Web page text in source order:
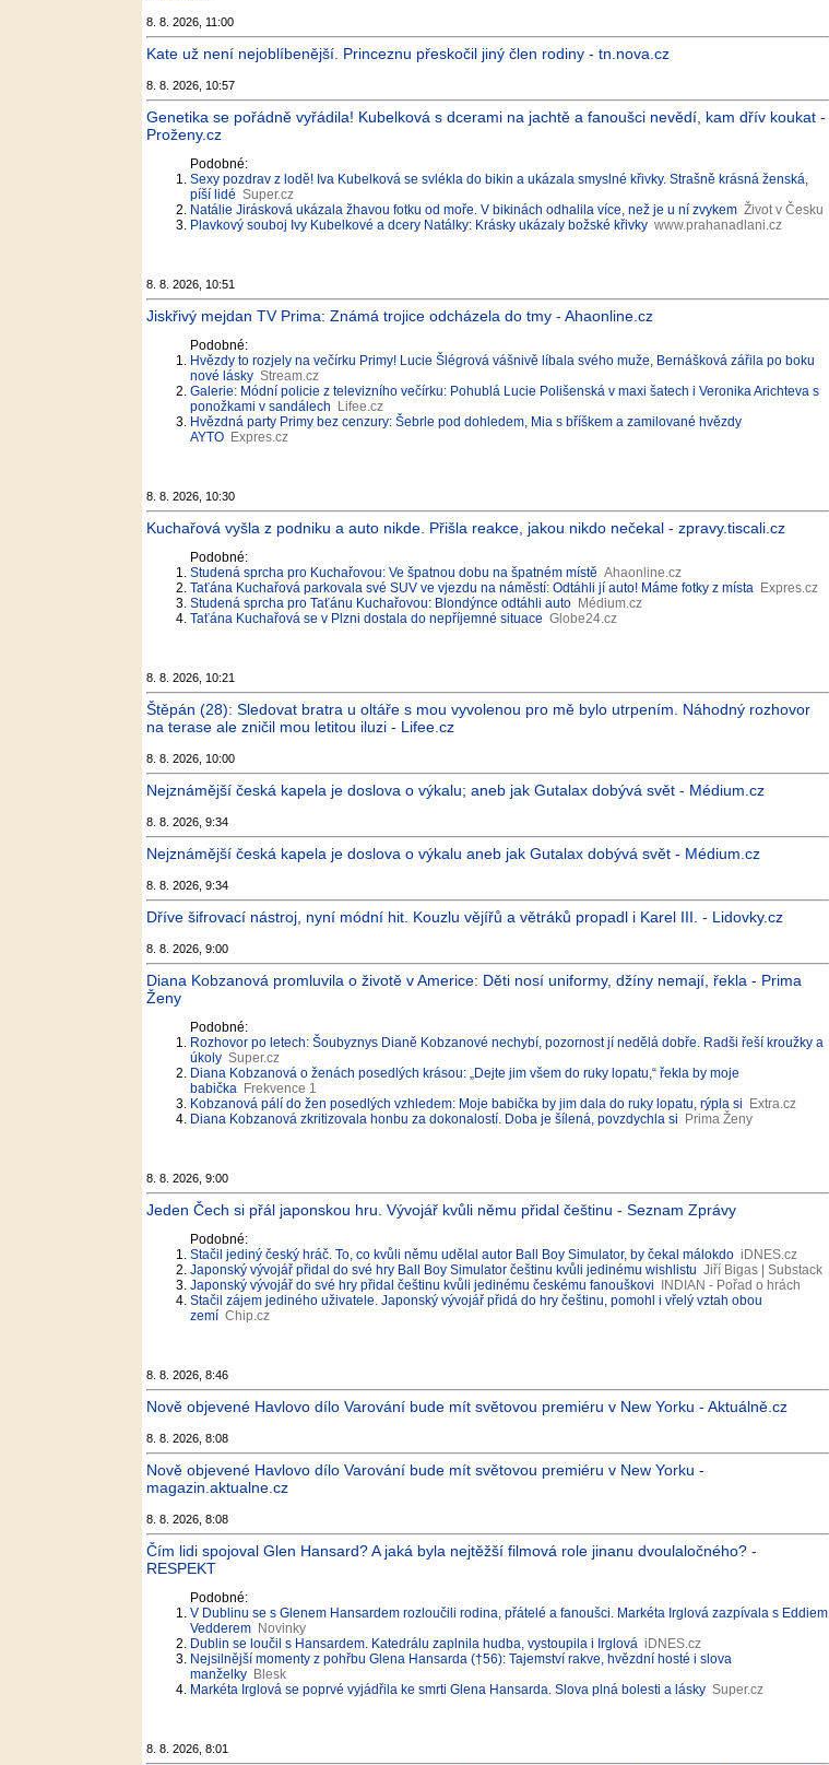
8. 8. 2026, 11:00
Kate už není nejoblíbenější. Princeznu přeskočil jiný člen rodiny - tn.nova.cz
8. 8. 2026, 10:57
Genetika se pořádně vyřádila! Kubelková s dcerami na jachtě a fanoušci nevědí, kam dřív koukat -
Proženy.cz
Podobné:
Sexy pozdrav z lodě! Iva Kubelková se svlékla do bikin a ukázala smyslné křivky. Strašně krásná ženská,
píší lidé Super.cz
Natálie Jirásková ukázala žhavou fotku od moře. V bikinách odhalila více, než je u ní zvykem Život v Česku
Plavkový souboj Ivy Kubelkové a dcery Natálky: Krásky ukázaly božské křivky www.prahanadlani.cz
8. 8. 2026, 10:51
Jiskřivý mejdan TV Prima: Známá trojice odcházela do tmy - Ahaonline.cz
Podobné:
Hvězdy to rozjely na večírku Primy! Lucie Šlégrová vášnivě líbala svého muže, Bernášková zářila po boku
nové lásky Stream.cz
Galerie: Módní policie z televizního večírku: Pohublá Lucie Polišenská v maxi šatech i Veronika Arichteva s
ponožkami v sandálech
Lifee.cz
Hvězdná party Primy bez cenzury: Šebrle pod dohledem, Mia s bříškem a zamilované hvězdy
AYTO Expres.cz
8. 8. 2026, 10:30
Kuchařová vyšla z podniku a auto nikde. Přišla reakce, jakou nikdo nečekal - zpravy.tiscali.cz
Podobné:
Studená sprcha pro Kuchařovou: Ve špatnou dobu na špatném místě Ahaonline.cz
Taťána Kuchařová parkovala své SUV ve vjezdu na náměstí: Odtáhli jí auto! Máme fotky z místa Expres.cz
Studená sprcha pro Taťánu Kuchařovou: Blondýnce odtáhli auto Médium.cz
Taťána Kuchařová se v Plzni dostala do nepříjemné situace Globe24.cz
8. 8. 2026, 10:21
Štěpán (28): Sledovat bratra u oltáře s mou vyvolenou pro mě bylo utrpením. Náhodný rozhovor
na terase ale zničil mou letitou iluzi - Lifee.cz
8. 8. 2026, 10:00
Nejznámější česká kapela je doslova o výkalu; aneb jak Gutalax dobývá svět - Médium.cz
8. 8. 2026, 9:34
Nejznámější česká kapela je doslova o výkalu aneb jak Gutalax dobývá svět - Médium.cz
8. 8. 2026, 9:34
Dříve šifrovací nástroj, nyní módní hit. Kouzlu vějířů a větráků propadl i Karel III. - Lidovky.cz
8. 8. 2026, 9:00
Diana Kobzanová promluvila o životě v Americe: Děti nosí uniformy, džíny nemají, řekla - Prima
Ženy
Podobné:
Rozhovor po letech: Šoubyznys Dianě Kobzanové nechybí, pozornost jí nedělá dobře. Radši řeší kroužky a
úkoly Super.cz
Diana Kobzanová o ženách posedlých krásou: „Dejte jim všem do ruky lopatu,“ řekla by moje
babička Frekvence 1
Kobzanová pálí do žen posedlých vzhledem: Moje babička by jim dala do ruky lopatu, rýpla si
Extra.cz
Diana Kobzanová zkritizovala honbu za dokonalostí. Doba je šílená, povzdychla si
Prima Ženy
8. 8. 2026, 9:00
Jeden Čech si přál japonskou hru. Vývojář kvůli němu přidal češtinu - Seznam Zprávy
Podobné:
Stačil jediný český hráč. To, co kvůli němu udělal autor Ball Boy Simulator, by čekal málokdo iDNES.cz
Japonský vývojář přidal do své hry Ball Boy Simulator češtinu kvůli jedinému wishlistu Jiří Bigas | Substack
Japonský vývojář do své hry přidal češtinu kvůli jedinému českému fanouškovi
INDIAN - Pořad o hrách
Stačil zájem jediného uživatele. Japonský vývojář přidá do hry češtinu, pomohl i vřelý vztah obou
zemí Chip.cz
8. 8. 2026, 8:46
Nově objevené Havlovo dílo Varování bude mít světovou premiéru v New Yorku - Aktuálně.cz
8. 8. 2026, 8:08
Nově objevené Havlovo dílo Varování bude mít světovou premiéru v New Yorku -
magazin.aktualne.cz
8. 8. 2026, 8:08
Čím lidi spojoval Glen Hansard? A jaká byla nejtěžší filmová role jinanu dvoulaločného? -
RESPEKT
Podobné:
V Dublinu se s Glenem Hansardem rozloučili rodina, přátelé a fanoušci. Markéta Irglová zazpívala s Eddiem
Vedderem Novinky
Dublin se loučil s Hansardem. Katedrálu zaplnila hudba, vystoupila i Irglová iDNES.cz
Nejsilnější momenty z pohřbu Glena Hansarda (†56): Tajemství rakve, hvězdní hosté i slova
manželky Blesk
Markéta Irglová se poprvé vyjádřila ke smrti Glena Hansarda. Slova plná bolesti a lásky Super.cz
8. 8. 2026, 8:01